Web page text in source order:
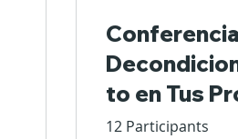
to en Tus
Manos
12 Participants